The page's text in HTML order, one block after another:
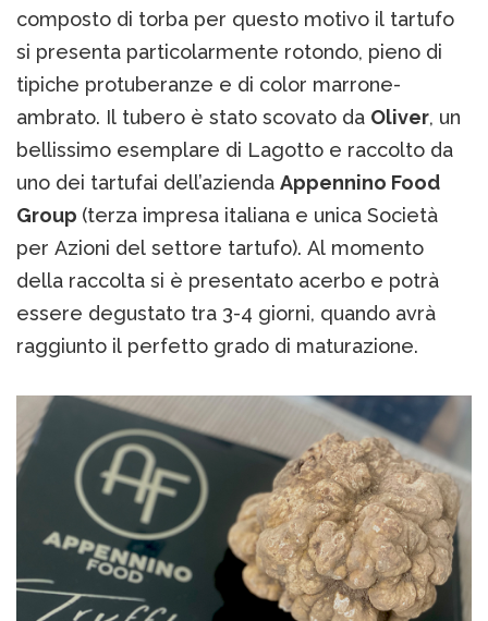
composto di torba per questo motivo il tartufo
si presenta particolarmente rotondo, pieno di
tipiche protuberanze e di color marrone-
ambrato. Il tubero è stato scovato da Oliver, un
bellissimo esemplare di Lagotto e raccolto da
uno dei tartufai dell’azienda Appennino Food
Group (terza impresa italiana e unica Società
per Azioni del settore tartufo). Al momento
della raccolta si è presentato acerbo e potrà
essere degustato tra 3-4 giorni, quando avrà
raggiunto il perfetto grado di maturazione.